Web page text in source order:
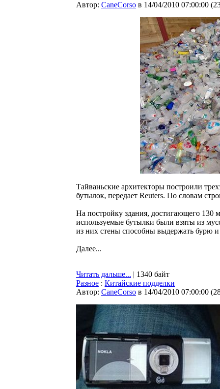
Автор: CaneCorso в 14/04/2010 07:00:00 (
Тайваньские архитекторы построили
бутылок, передает Reuters. По словам
На постройку здания, достигающего 130
используемые бутылки были взяты из
из них стены способны выдержать бурю и
Далее...
Читать дальше... | 1340 байт
Разное : Китайские подделки
Автор: CaneCorso в 14/04/2010 07:00:00 (